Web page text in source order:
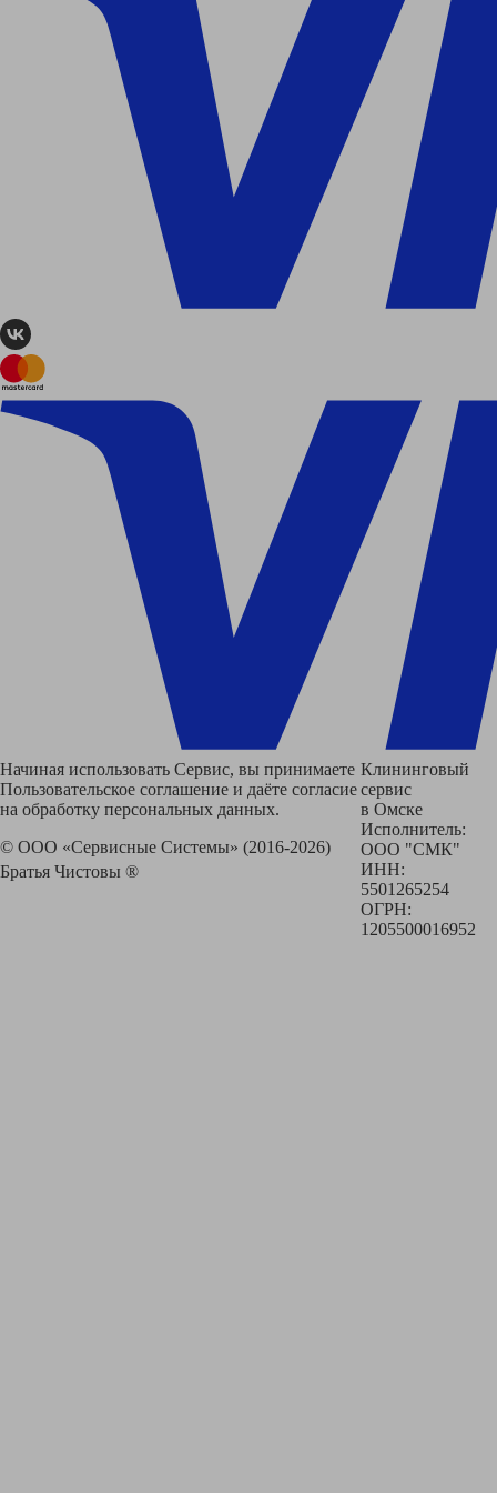
Начиная использовать Сервис, вы принимаете
Пользовательское соглашение и даёте согласие
на обработку персональных данных.
© ООО «Сервисные Системы» (2016-2026)
Братья Чистовы ®
Клининговый
сервис
в Омске
Исполнитель:
ООО "СМК"
ИНН:
5501265254
ОГРН:
1205500016952